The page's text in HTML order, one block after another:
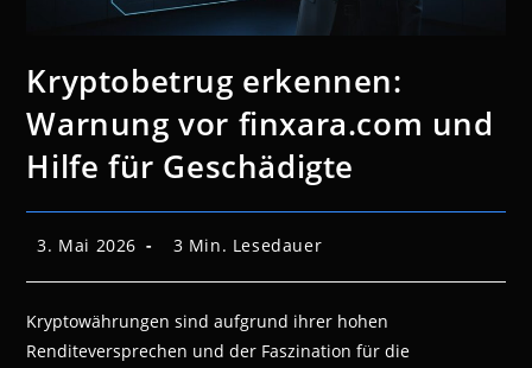
Kryptobetrug erkennen:
Warnung vor finxara.com und
Hilfe für Geschädigte
Beitrag
3. Mai 2026 Lesedauer:
3 Min. Lesedauer
Kryptowährungen sind aufgrund ihrer hohen
Renditeversprechen und der Faszination für die